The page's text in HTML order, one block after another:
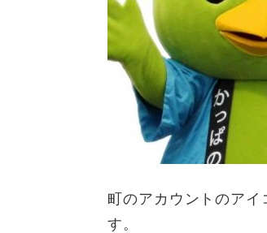
町のアカウントのア
す。